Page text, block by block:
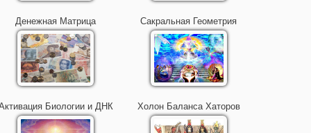
Денежная Матрица Сакральная Геометрия
Биологии и ДНК Холон Баланса Хаторов